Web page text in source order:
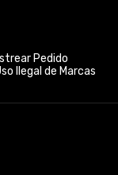
Pedido
Ilegal de Marcas